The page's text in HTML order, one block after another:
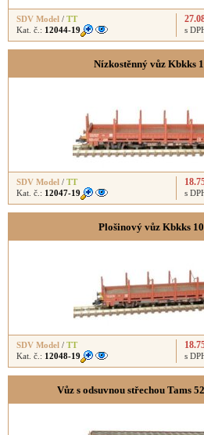
SDV Model / TT
Kat. č.: 12044-19 s
Nízkostěnný vůz Kbkks
SDV Model / TT
Kat. č.: 12047-19 s
Plošinový vůz Kbkks
SDV Model / TT
Kat. č.: 12048-19 s
Vůz s odsuvnou střechou Tams